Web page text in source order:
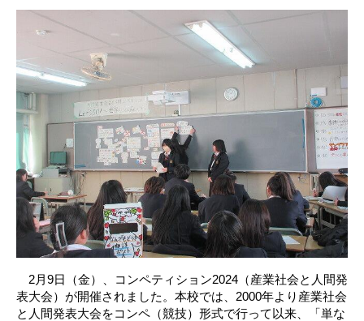
2月9日（金）、コンペティション2024（産業社会と人間発
表大会）が開催されました。本校では、2000年より産業社会
と人間発表大会をコンペ（競技）形式で行って以来、「単な